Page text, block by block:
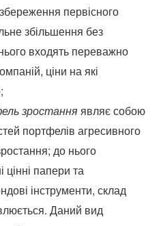
первісного
збільшення без
входять переважно
ціни на які
зростанняявляє собою
портфелів агресивного
до нього
цінні папери та
інструменти, склад
Даний вид